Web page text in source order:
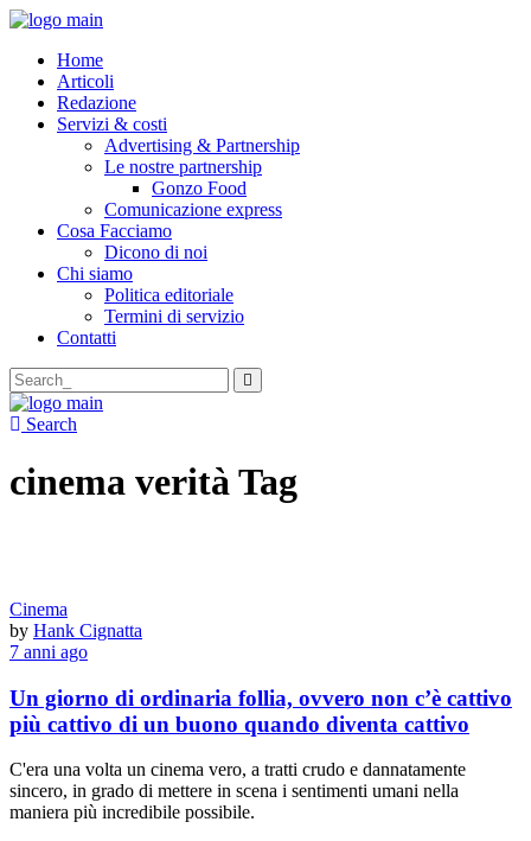
Home
Articoli
Redazione
Servizi & costi
Advertising & Partnership
Le nostre partnership
Gonzo Food
Comunicazione express
Cosa Facciamo
Dicono di noi
Chi siamo
Politica editoriale
Termini di servizio
Contatti
Search
for:
Search
cinema verità Tag
Cinema
by Hank Cignatta
7 anni ago
Un giorno di ordinaria follia, ovvero non c’è cattivo
più cattivo di un buono quando diventa cattivo
C'era una volta un cinema vero, a tratti crudo e dannatamente
sincero, in grado di mettere in scena i sentimenti umani nella
maniera più incredibile possibile.